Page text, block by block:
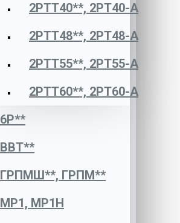
2РТТ40**, 2РТ40-А
2РТТ48**, 2РТ48-А
2РТТ55**, 2РТ55-А
2РТТ60**, 2РТ60-А
6Р**
ВВТ**
ГРПМШ**, ГРПМ**
МР1, МР1Н